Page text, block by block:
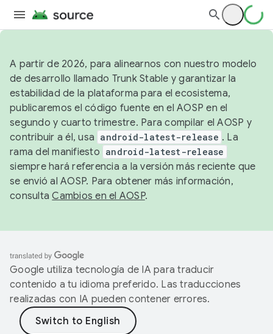
A partir de 2026, para alinearnos con nuestro modelo
de desarrollo llamado Trunk Stable y garantizar la
estabilidad de la plataforma para el ecosistema,
publicaremos el código fuente en el AOSP en el
segundo y cuarto trimestre. Para compilar el AOSP y
contribuir a él, usa android-latest-release . La
rama del manifiesto android-latest-release
siempre hará referencia a la versión más reciente que
se envió al AOSP. Para obtener más información,
consultaCambios en el AOSP.
Google utiliza tecnología de IA para traducir
contenido a tu idioma preferido. Las traducciones
realizadas con IA pueden contener errores.